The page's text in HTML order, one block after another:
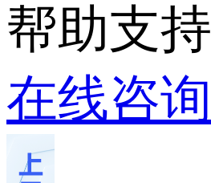
帮助支持
在线咨询